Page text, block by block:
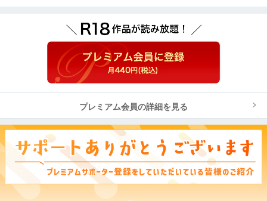
プレミアム会員の詳細を見る